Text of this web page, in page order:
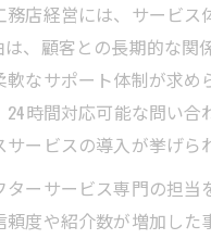
務店経営には、サービス
は、顧客との長期的な関
なサポート体制が求め
24時間対応可能な問い合
ービスの導入が挙げら
ーサービス専門の担当
度や紹介数が増加した